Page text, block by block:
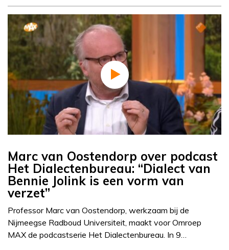
Marc van Oostendorp over podcast
Het Dialectenbureau: “Dialect van
Bennie Jolink is een vorm van
verzet”
Professor Marc van Oostendorp, werkzaam bij de
Nijmeegse Radboud Universiteit, maakt voor Omroep
MAX de podcastserie Het Dialectenbureau. In 9…